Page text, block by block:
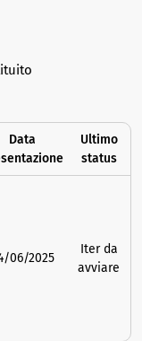
Data
Ultimo
status
06/2025
Iter da
avviare